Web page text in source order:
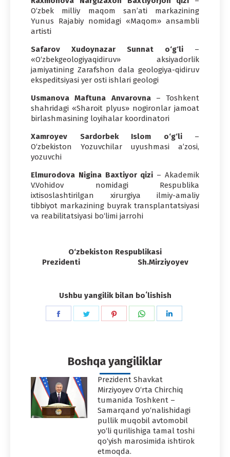
O‘zbek milliy maqom san’ati markazining
Yunus Rajabiy nomidagi «Maqom» ansambli
artisti
Safarov Xudoynazar Sunnat o‘g‘li –
«O‘zbekgeologiyaqidiruv» aksiyadorlik
jamiyatining Zarafshon dala geologiya-qidiruv
ekspeditsiyasi yer osti ishlari geologi
Usmanova Maftuna Anvarovna– Toshkent
shahridagi «Sharoit plyus» nogironlar jamoat
birlashmasining loyihalar koordinatori
Xamroyev Sardorbek Islom o‘g‘li–
O‘zbekiston Yozuvchilar uyushmasi a’zosi,
yozuvchi
Elmurodova Nigina Baxtiyor qizi – Akademik
V.Vohidov nomidagi Respublika
ixtisoslashtirilgan xirurgiya ilmiy-amaliy
tibbiyot markazining buyrak transplantatsiyasi
va reabilitatsiyasi bo‘limi jarrohi
O‘zbekiston Respublikasi
Prezidenti Sh.Mirziyoyev
Ushbu yangilik bilan boʻlishish
Share
Share
Share
Share
Boshqa yangiliklar
Prezident Shavkat
Mirziyoyev O‘rta Chirchiq
tumanida Toshkent –
Samarqand yo‘nalishidagi
pullik muqobil avtomobil
yo‘li qurilishiga tamal toshi
qo‘yish marosimida ishtirok
etmoqda.